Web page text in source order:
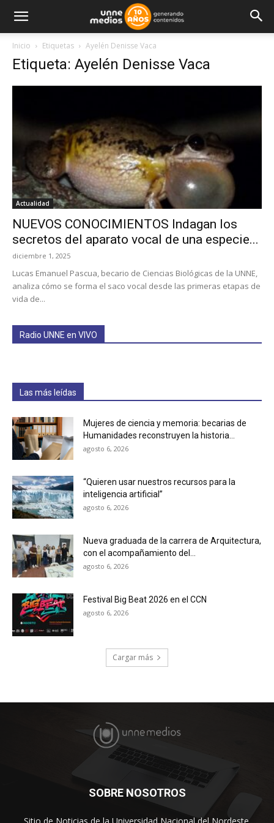
Inicio Etiquetas Ayelén Denisse Vaca
Etiqueta: Ayelén Denisse Vaca
Actualidad
NUEVOS CONOCIMIENTOS Indagan los
secretos del aparato vocal de una especie...
diciembre 1, 2025
Lucas Emanuel Pascua, becario de Ciencias Biológicas de la UNNE,
analiza cómo se forma el saco vocal desde las primeras etapas de
vida de...
Radio UNNE en VIVO
Las más leídas
Mujeres de ciencia y memoria: becarias de
Humanidades reconstruyen la historia...
agosto 6, 2026
“Quieren usar nuestros recursos para la
inteligencia artificial”
agosto 6, 2026
Nueva graduada de la carrera de Arquitectura,
con el acompañamiento del...
agosto 6, 2026
Festival Big Beat 2026 en el CCN
agosto 6, 2026
Cargar más
SOBRE NOSOTROS